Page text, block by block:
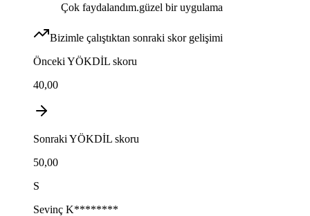
Çok faydalandım.güzel bir uygulama
Bizimle çalıştıktan sonraki skor gelişimi
Önceki YÖKDİL skoru
40,00
Sonraki YÖKDİL skoru
50,00
S
Sevinç K********